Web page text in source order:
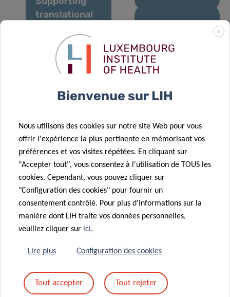
translational
through
capacity
building:
kicks off
proteomics
through
collaborations
29 Jan 2020
Defeating
cancer in
Luxembourg:
Legs Kanning
Prize 2019
research
supported by
a donation
Plooschter
Projet
20 Jan 2020
scheme funds
three research
Understanding
how diffuse
X
Bienvenue sur LIH
Nous utilisons des cookies sur notre site Web pour vous
offrir l'expérience la plus pertinente en mémorisant vos
préférences et vos visites répétées. En cliquant sur
"Accepter tout", vous consentez à l'utilisation de TOUS les
cookies. Cependant, vous pouvez cliquer sur
"Configuration des cookies" pour fournir un
consentement contrôlé. Pour plus d'informations sur la
manière dont LIH traite vos données personnelles,
veuillez cliquer sur ici.
Lire plus Configuration des cookies
Tout accepter Tout rejeter